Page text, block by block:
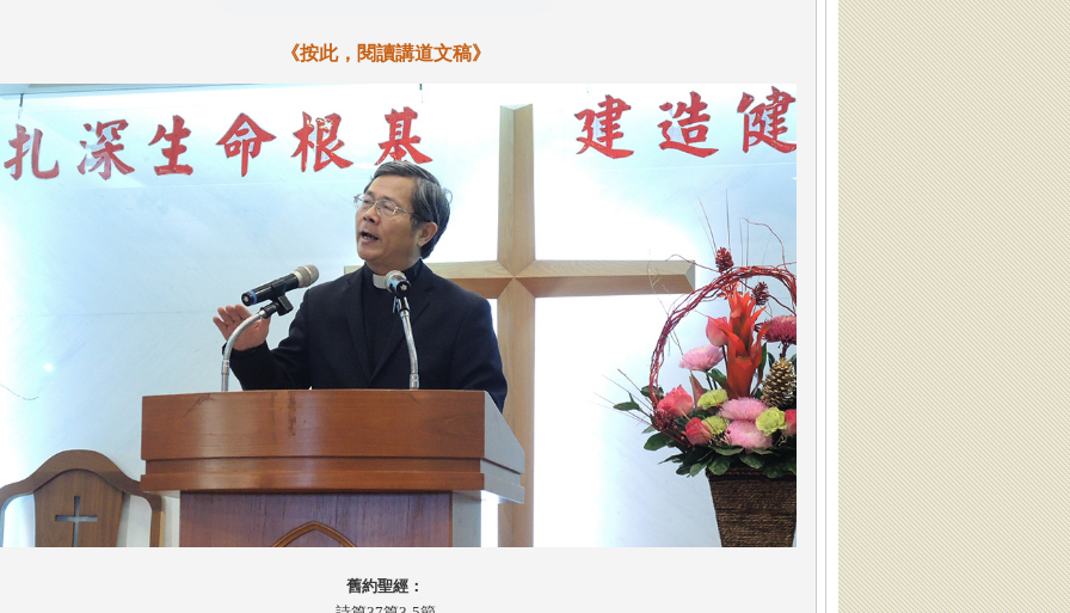
《按此，閱讀講道文稿》
舊約聖經：